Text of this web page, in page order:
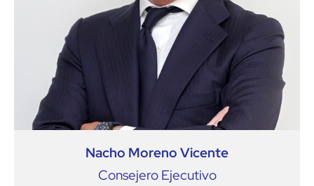
Nacho Moreno Vicente
Consejero Ejecutivo